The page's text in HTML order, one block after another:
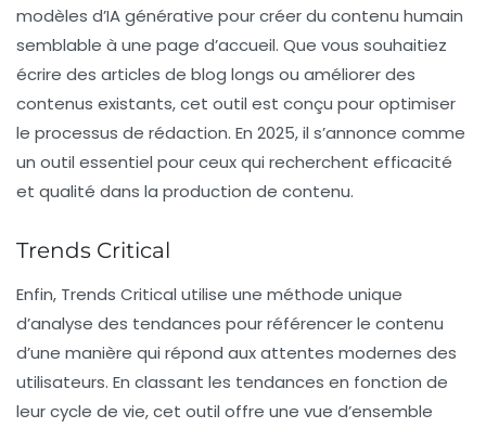
modèles d’IA générative pour créer du contenu humain
semblable à une page d’accueil. Que vous souhaitiez
écrire des articles de blog longs ou améliorer des
contenus existants, cet outil est conçu pour optimiser
le processus de rédaction. En 2025, il s’annonce comme
un outil essentiel pour ceux qui recherchent efficacité
et qualité dans la production de contenu.
Trends Critical
Enfin, Trends Critical utilise une méthode unique
d’analyse des tendances pour référencer le contenu
d’une manière qui répond aux attentes modernes des
utilisateurs. En classant les tendances en fonction de
leur cycle de vie, cet outil offre une vue d’ensemble